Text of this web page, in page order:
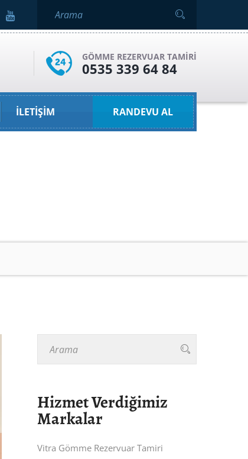
GÖMME REZERVUAR TAMIRI
0535 339 64 84
İLETIŞIM RANDEVU AL
Hizmet Verdiğimiz
Markalar
Vitra Gömme Rezervuar Tamiri